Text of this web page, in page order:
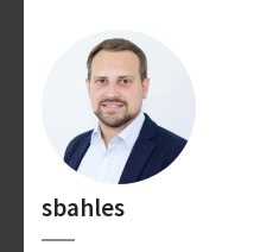
sbahles